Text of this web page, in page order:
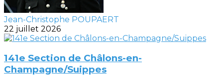
Jean-Christophe POUPAERT
22 juillet 2026
141e Section de Châlons-en-
Champagne/Suippes